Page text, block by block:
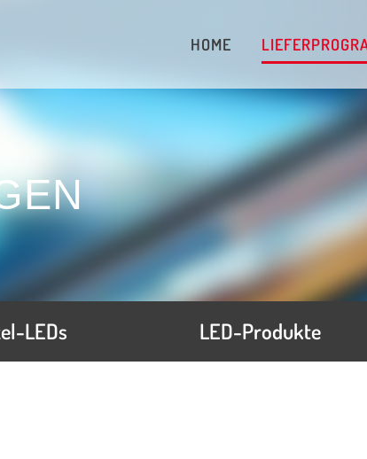
HOME
LED-Module
LED-Rollen
Netzteile
LEDs LED-Produkte